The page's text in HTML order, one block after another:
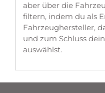
aber über die
filtern, indem du als
Fahrzeughersteller,
und zum Schluss
auswählst.